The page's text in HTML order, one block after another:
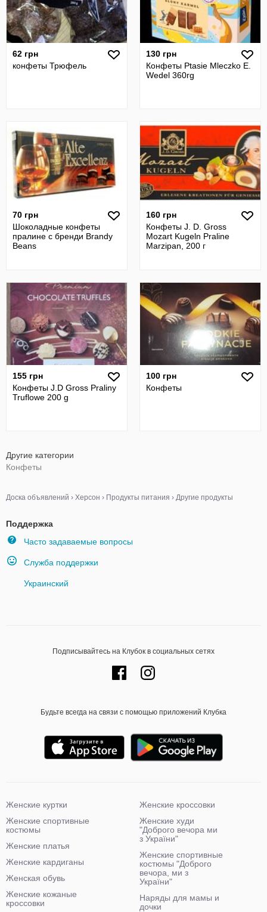
62 грн
конфеты Трюфель
130 грн
Конфеты Ptasie Mleczko E.
Wedel 360гg
70 грн
Шоколадные конфеты
пралине с бренди Brandy
Beans
160 грн
Конфеты J. D. Gross
Mozart Kugeln Praline
Marzipan, 200 г
155 грн
Конфеты J.D Gross Praliny
Truflowe 200 g
100 грн
Конфеты
Другие категории
Конфеты
Доска объявлений › Херсон › Продукты питания › Другие продукты
Поддержка
Часто задаваемые вопросы
Служба поддержки
Украинский
Подписывайтесь на Клубок в социальных сетях
Будьте всегда на связи с помощью приложений Клубка
Женские куртки
Женские спортивные
костюмы
Женские платья
Женские кардиганы
Женская обувь
Женские кожаные
кроссовки
Женские кроссовки
Женские худи
"Доброго вечора ми
з України"
Женские спортивные
костюмы "Доброго
вечора, ми з
України"
Наряды для мамы и
дочки